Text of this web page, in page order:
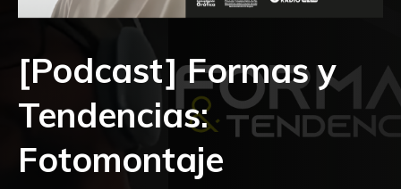
[Podcast] Formas y
Tendencias:
Fotomontaje